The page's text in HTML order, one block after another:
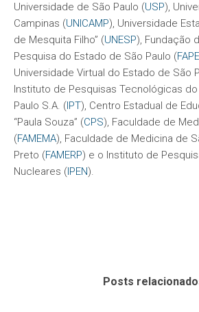
Universidade de São Paulo (USP),
Campinas (UNICAMP), Universidade
de Mesquita Filho” (UNESP), Fundação
Pesquisa do Estado de São Paulo (
Universidade Virtual do Estado de São
Instituto de Pesquisas Tecnológicas
Paulo S.A. (IPT), Centro Estadual de
“Paula Souza” (CPS), Faculdade de
(FAMEMA), Faculdade de Medicina de
Preto (FAMERP) e o Instituto de
Nucleares (IPEN).
Posts